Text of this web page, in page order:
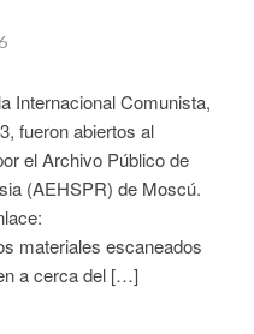
Internacional Comunista,
fueron abiertos al
el Archivo Público de
(AEHSPR) de Moscú.
materiales escaneados
a cerca del […]